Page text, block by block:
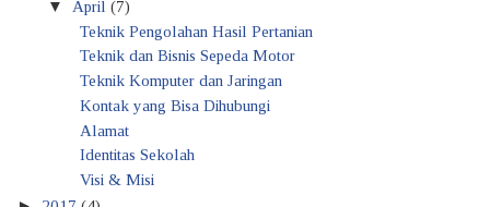
▼ April (7)
Teknik Pengolahan Hasil Pertanian
Teknik dan Bisnis Sepeda Motor
Teknik Komputer dan Jaringan
Kontak yang Bisa Dihubungi
Alamat
Identitas Sekolah
Visi & Misi